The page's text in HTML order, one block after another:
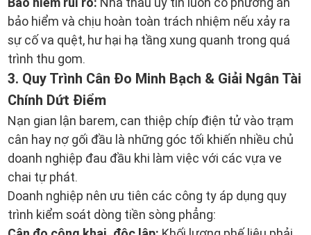
bảo hiểm và chịu hoàn toàn trách nhiệm nếu xảy ra
sự cố va quệt, hư hại hạ tầng xung quanh trong quá
trình thu gom.
3. Quy Trình Cân Đo Minh Bạch & Giải Ngân Tài
Chính Dứt Điểm
Nạn gian lận barem, can thiệp chíp điện tử vào trạm
cân hay nợ gối đầu là những góc tối khiến nhiều chủ
doanh nghiệp đau đầu khi làm việc với các vựa ve
chai tự phát.
Doanh nghiệp nên ưu tiên các công ty áp dụng quy
trình kiểm soát dòng tiền sòng phẳng: